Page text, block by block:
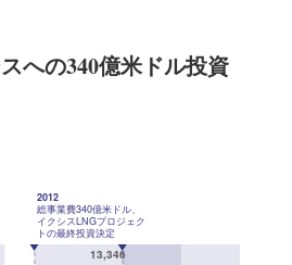
への340億米ドル投資